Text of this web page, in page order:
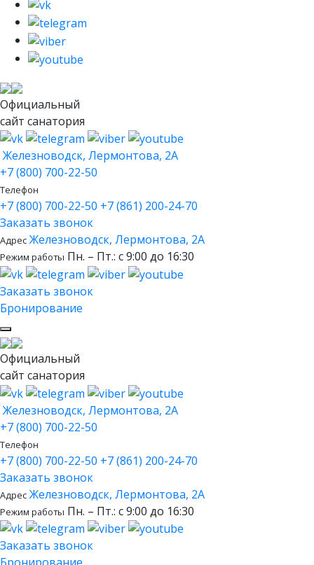
Официальный
сайт санатория
Железноводск, Лермонтова, 2А
+7 (800) 700-22-50
Телефон
+7 (800) 700-22-50 +7 (861) 200-24-70
Заказать звонок
Адрес Железноводск, Лермонтова, 2А
Режим работы Пн. – Пт.: с 9:00 до 16:30
Заказать звонок
Бронирование
Официальный
сайт санатория
Железноводск, Лермонтова, 2А
+7 (800) 700-22-50
Телефон
+7 (800) 700-22-50 +7 (861) 200-24-70
Заказать звонок
Адрес Железноводск, Лермонтова, 2А
Режим работы Пн. – Пт.: с 9:00 до 16:30
Заказать звонок